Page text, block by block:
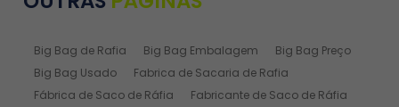
Big Bag de Rafia Big Bag Embalagem
Big Bag Preço
Big Bag Usado
Fabrica de Sacaria de Rafia
Fábrica de Saco de Ráfia
Fabricante de Saco de Ráfia